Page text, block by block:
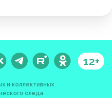
12+
и коллективных
следа